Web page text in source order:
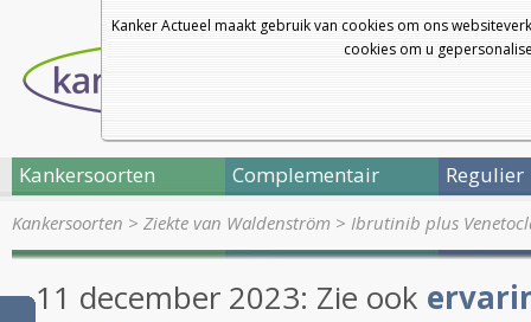
Kanker Actueel maakt gebruik van cookies om ons
cookies om u
Kankersoorten Complementair Regulier
Kankersoorten > Ziekte van Waldenström > Ibrutinib plus
11 december 2023: Zie ook